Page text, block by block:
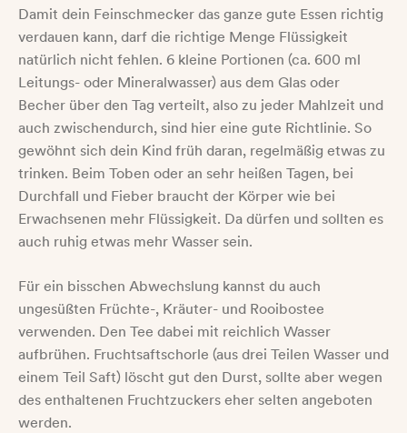
Damit dein Feinschmecker das ganze gute Essen richtig
verdauen kann, darf die richtige Menge Flüssigkeit
natürlich nicht fehlen. 6 kleine Portionen (ca. 600 ml
Leitungs- oder Mineralwasser) aus dem Glas oder
Becher über den Tag verteilt, also zu jeder Mahlzeit und
auch zwischendurch, sind hier eine gute Richtlinie. So
gewöhnt sich dein Kind früh daran, regelmäßig etwas zu
trinken. Beim Toben oder an sehr heißen Tagen, bei
Durchfall und Fieber braucht der Körper wie bei
Erwachsenen mehr Flüssigkeit. Da dürfen und sollten es
auch ruhig etwas mehr Wasser sein.
Für ein bisschen Abwechslung kannst du auch
ungesüßten Früchte-, Kräuter- und Rooibostee
verwenden. Den Tee dabei mit reichlich Wasser
aufbrühen. Fruchtsaftschorle (aus drei Teilen Wasser und
einem Teil Saft) löscht gut den Durst, sollte aber wegen
des enthaltenen Fruchtzuckers eher selten angeboten
werden.